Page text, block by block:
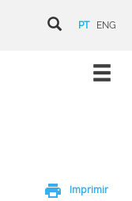
PT ENG
print Imprimir